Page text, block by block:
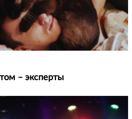
– эксперты